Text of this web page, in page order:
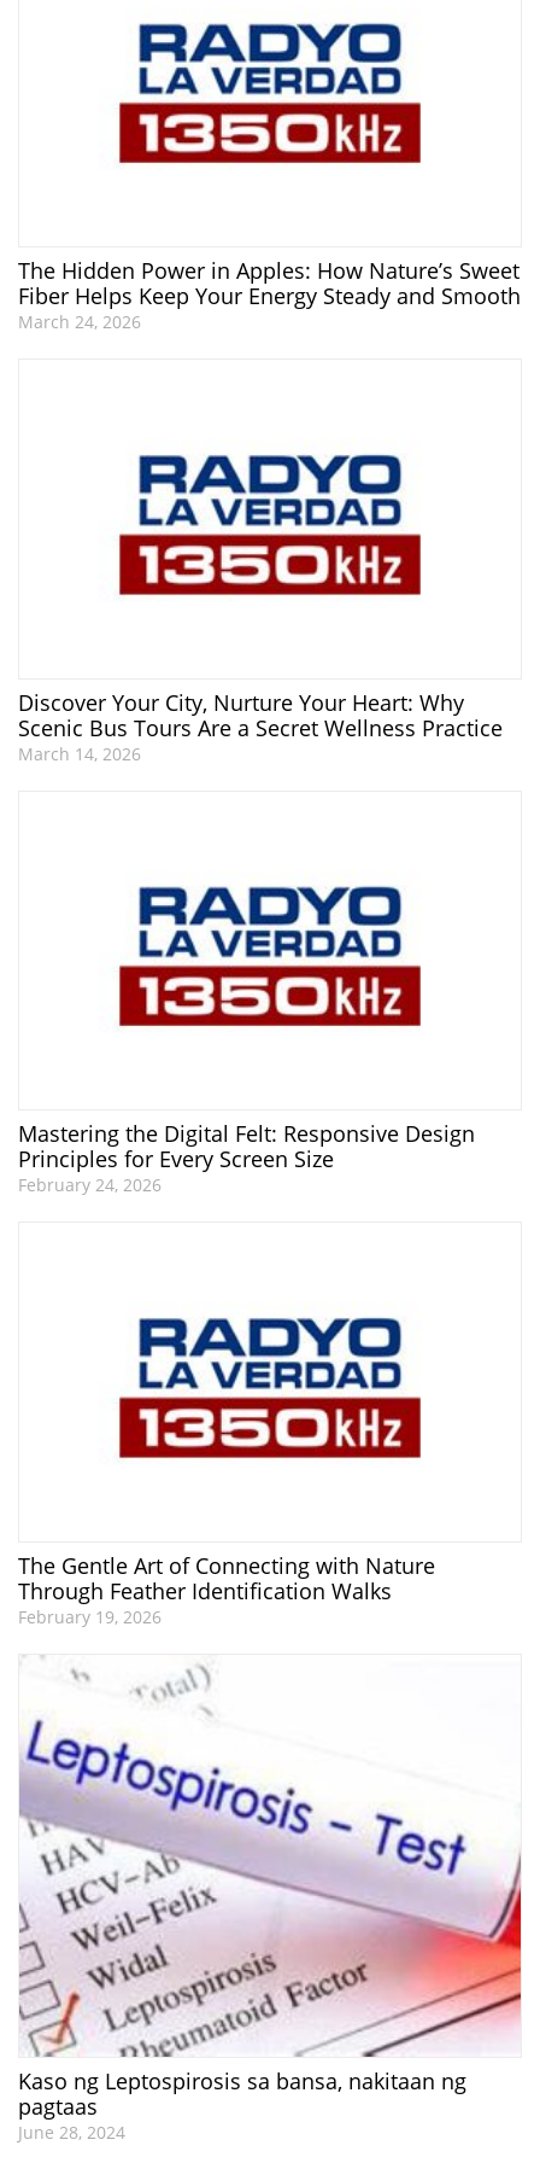
The Hidden Power in Apples: How Nature’s Sweet
Fiber Helps Keep Your Energy Steady and Smooth
March 24, 2026
Discover Your City, Nurture Your Heart: Why
Scenic Bus Tours Are a Secret Wellness Practice
March 14, 2026
Mastering the Digital Felt: Responsive Design
Principles for Every Screen Size
February 24, 2026
The Gentle Art of Connecting with Nature
Through Feather Identification Walks
February 19, 2026
Kaso ng Leptospirosis sa bansa, nakitaan ng
pagtaas
June 28, 2024